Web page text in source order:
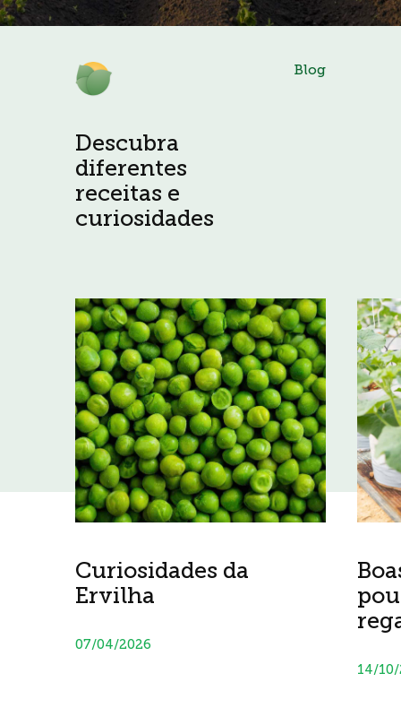
Blog
Descubra
diferentes
receitas e
curiosidades
Curiosidades da
Ervilha
07/04/2026
14/